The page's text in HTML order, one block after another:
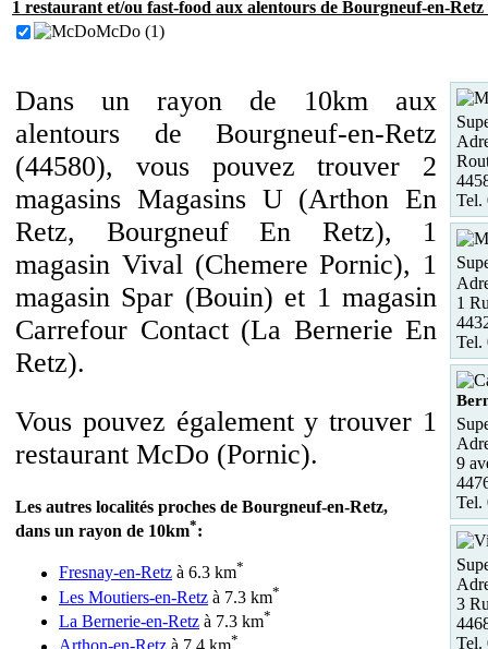
1 restaurant et/ou fast-food aux alentours de Bourgneuf-en-Retz
McDo (1)
Dans un rayon de 10km aux
alentours de Bourgneuf-en-Retz
(44580), vous pouvez trouver 2
magasins Magasins U (Arthon En
Retz, Bourgneuf En Retz), 1
magasin Vival (Chemere Pornic), 1
magasin Spar (Bouin) et 1 magasin
Carrefour Contact (La Bernerie En
Retz).
Vous pouvez également y trouver 1
restaurant McDo (Pornic).
Les autres localités proches de Bourgneuf-en-Retz,
dans un rayon de 10km*:
Fresnay-en-Retz à 6.3 km*
Les Moutiers-en-Retz à 7.3 km*
La Bernerie-en-Retz à 7.3 km*
*
Tel.
1
Tel.
9
Tel.
3
Tel.